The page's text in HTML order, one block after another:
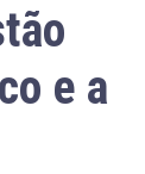
e a